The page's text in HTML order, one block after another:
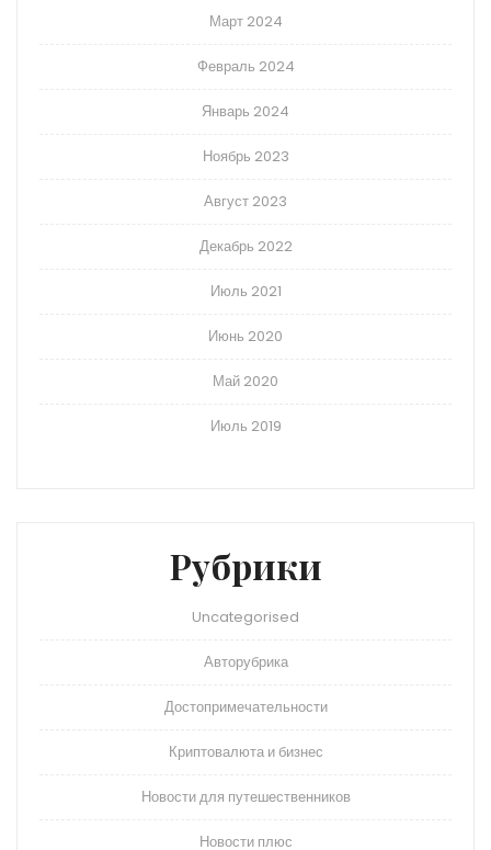
Март 2024
Февраль 2024
Январь 2024
Ноябрь 2023
Август 2023
Декабрь 2022
Июль 2021
Июнь 2020
Май 2020
Июль 2019
Рубрики
Uncategorised
Авторубрика
Достопримечательности
Криптовалюта и бизнес
Новости для путешественников
Новости плюс